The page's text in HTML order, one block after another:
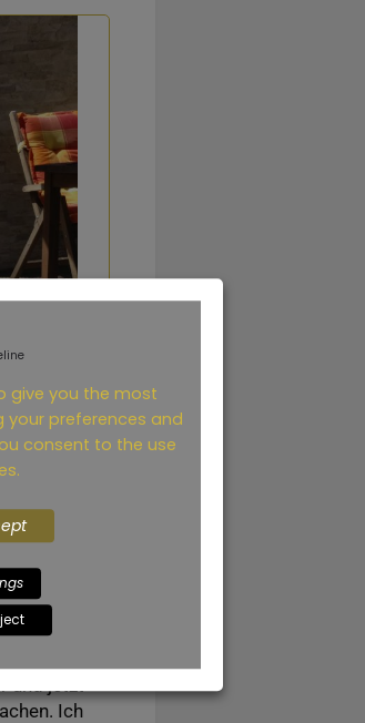
es mit
zu
der
auf sich
jetzt
Ich
give you the most
your preferences and
consent to the use